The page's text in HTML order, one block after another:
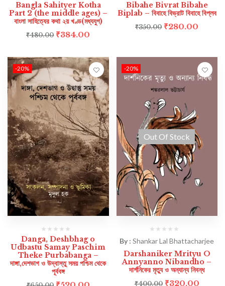
Bangla Sahityer Kotha
Part 2 (the middle ages) –
বাংলা সাহিত্যের কথা ২য় খণ্ড(মধ্যযুগ)
₹480.00 ₹384.00
Bibahe Bivrat Bibahe
Biplab – বিবাহে বিভ্রাট বিবাহে বিপ্লব
₹350.00 ₹280.00
-20%
Danga, Deshbhag o
Udbastu Samay Paschim
Theke Purbabanga –
দাঙ্গা,দেশভাগ ও উদ্বাস্তু সময় পশ্চিম থেকে
পূর্ববঙ্গ
-20%
Out Of Stock
By :Shankar Lal Bhattacharjee
Darshaniker Mrityu O
Annyanno Nibandho –
দার্শনিকের মৃত্যু ও অন্যান্য নিবন্ধ
₹400.00 ₹320.00